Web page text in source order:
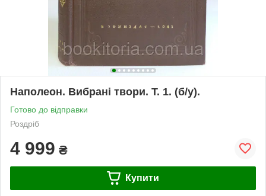
Наполеон. Вибрані твори. Т. 1. (б/у).
Готово до відправки
Роздріб
4 999 ₴
Купити